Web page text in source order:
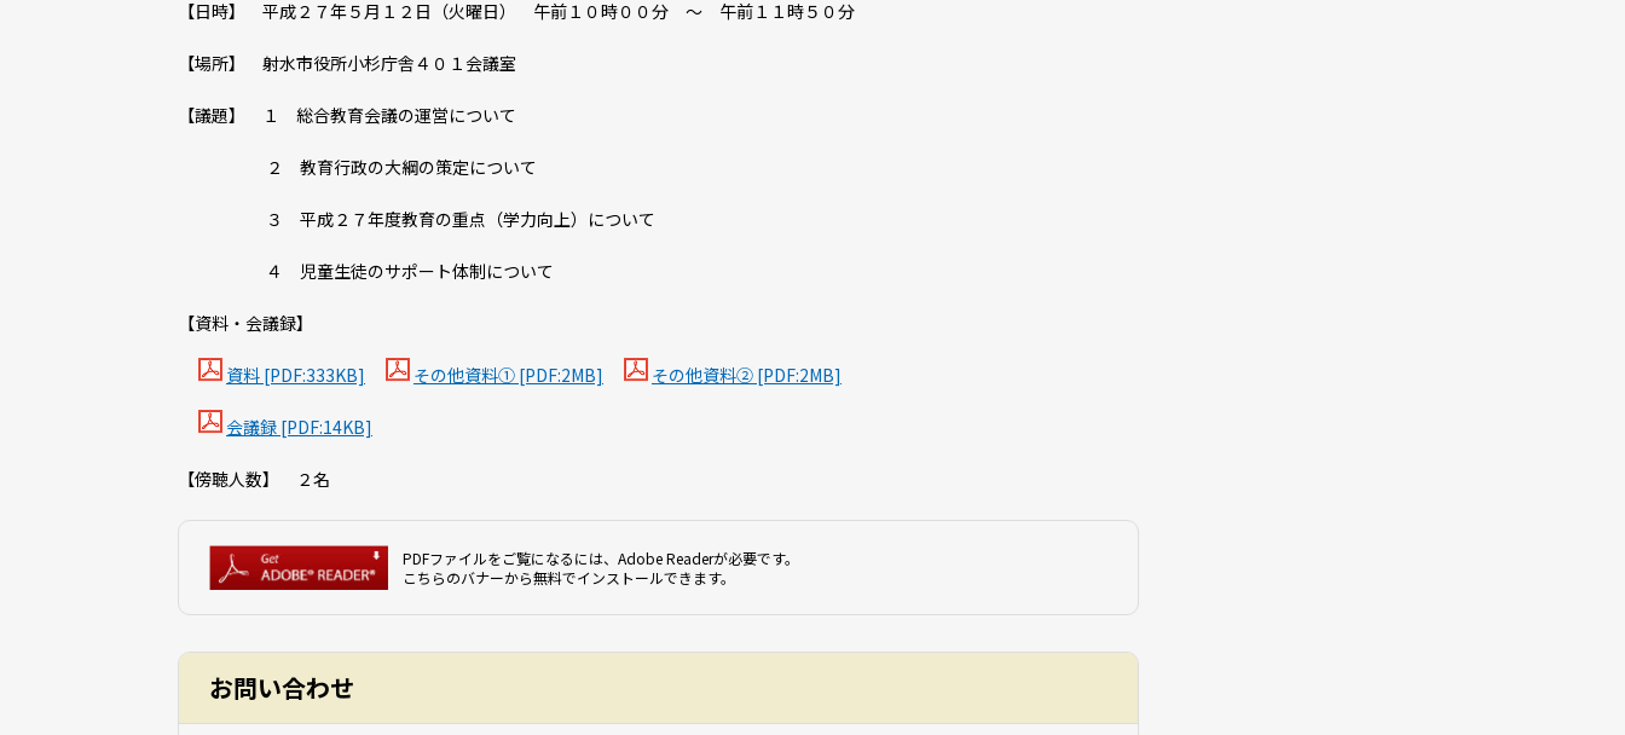
【日時】 平成２７年５月１２日（火曜日） 午前１０時００分 ～ 午前１１時５０分
【場所】 射水市役所小杉庁舎４０１会議室
【議題】 １ 総合教育会議の運営について
２ 教育行政の大綱の策定について
３ 平成２７年度教育の重点（学力向上）について
４ 児童生徒のサポート体制について
【資料・会議録】
資料 [PDF:333KB] その他資料① [PDF:2MB] その他資料② [PDF:2MB]
会議録 [PDF:14KB]
【傍聴人数】 ２名
PDFファイルをご覧になるには、Adobe Readerが必要です。
こちらのバナーから無料でインストールできます。
お問い合わせ